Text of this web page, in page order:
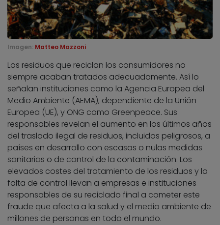
Imagen: Matteo Mazzoni
Los residuos que reciclan los consumidores no
siempre acaban tratados adecuadamente. Así lo
señalan instituciones como la Agencia Europea del
Medio Ambiente (AEMA), dependiente de la Unión
Europea (UE), y ONG como Greenpeace. Sus
responsables revelan el aumento en los últimos años
del traslado ilegal de residuos, incluidos peligrosos, a
países en desarrollo con escasas o nulas medidas
sanitarias o de control de la contaminación. Los
elevados costes del tratamiento de los residuos y la
falta de control llevan a empresas e instituciones
responsables de su reciclado final a cometer este
fraude que afecta a la salud y el medio ambiente de
millones de personas en todo el mundo.